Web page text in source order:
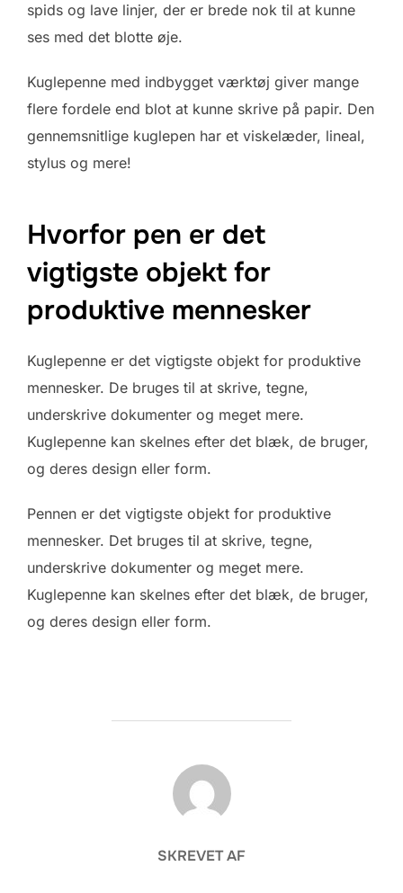
spids og lave linjer, der er brede nok til at kunne
ses med det blotte øje.
Kuglepenne med indbygget værktøj giver mange
flere fordele end blot at kunne skrive på papir. Den
gennemsnitlige kuglepen har et viskelæder, lineal,
stylus og mere!
Hvorfor pen er det
vigtigste objekt for
produktive mennesker
Kuglepenne er det vigtigste objekt for produktive
mennesker. De bruges til at skrive, tegne,
underskrive dokumenter og meget mere.
Kuglepenne kan skelnes efter det blæk, de bruger,
og deres design eller form.
Pennen er det vigtigste objekt for produktive
mennesker. Det bruges til at skrive, tegne,
underskrive dokumenter og meget mere.
Kuglepenne kan skelnes efter det blæk, de bruger,
og deres design eller form.
FORFATTER
SKREVET AF